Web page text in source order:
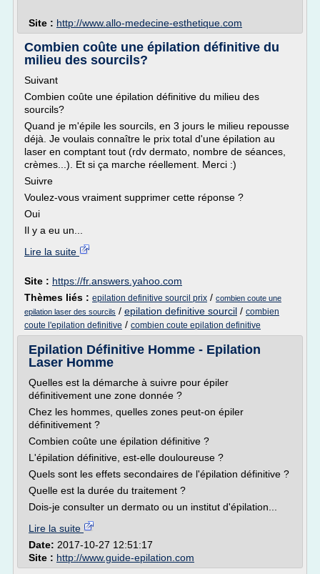
Site : http://www.allo-medecine-esthetique.com
Combien coûte une épilation définitive du
milieu des sourcils?
Suivant
Combien coûte une épilation définitive du milieu des
sourcils?
Quand je m'épile les sourcils, en 3 jours le milieu repousse
déjà. Je voulais connaître le prix total d'une épilation au
laser en comptant tout (rdv dermato, nombre de séances,
crèmes...). Et si ça marche réellement. Merci :)
Suivre
Voulez-vous vraiment supprimer cette réponse ?
Oui
Il y a eu un...
Lire la suite
Site : https://fr.answers.yahoo.com
Thèmes liés : epilation definitive sourcil prix / combien coute une
epilation laser des sourcils / epilation definitive sourcil / combien
coute l'epilation definitive / combien coute epilation definitive
Epilation Définitive Homme - Epilation
Laser Homme
Quelles est la démarche à suivre pour épiler
définitivement une zone donnée ?
Chez les hommes, quelles zones peut-on épiler
définitivement ?
Combien coûte une épilation définitive ?
L'épilation définitive, est-elle douloureuse ?
Quels sont les effets secondaires de l'épilation définitive ?
Quelle est la durée du traitement ?
Dois-je consulter un dermato ou un institut d'épilation...
Lire la suite
Date: 2017-10-27 12:51:17
Site : http://www.guide-epilation.com